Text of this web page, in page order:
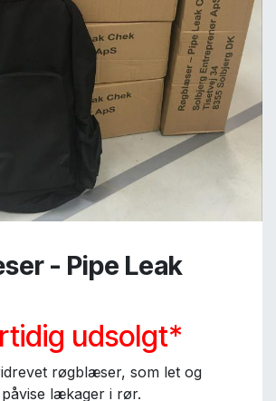
- Pipe Leak
udsolgt*
røgblæser, som let og
lækager i rør.